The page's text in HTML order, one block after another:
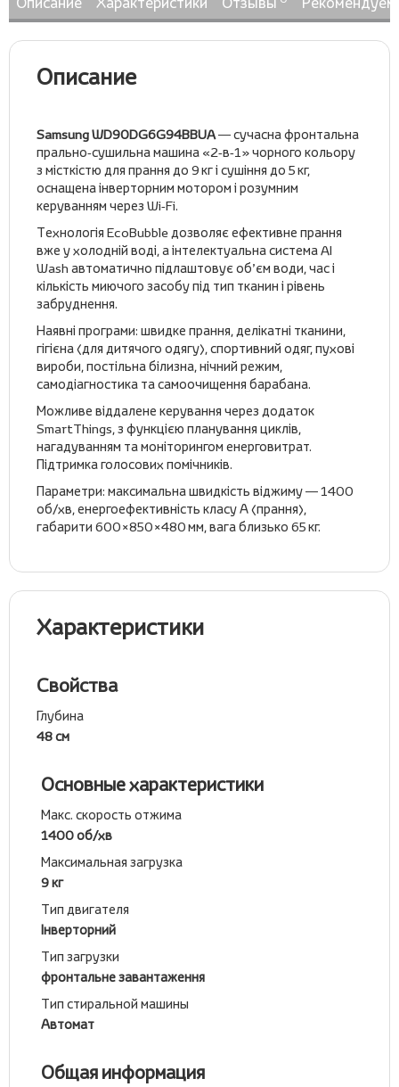
Описание
Samsung WD90DG6G94BBUA— сучасна фронтальна
прально‑сушильна машина «2‑в‑1» чорного кольору
з місткістю для прання до 9 кг і сушіння до 5 кг,
оснащена інверторним мотором і розумним
керуванням через Wi‑Fi.
Технологія EcoBubble дозволяє ефективне прання
вже у холодній воді, а інтелектуальна система AI
Wash автоматично підлаштовує об’єм води, час і
кількість миючого засобу під тип тканин і рівень
забруднення.
Наявні програми: швидке прання, делікатні тканини,
гігієна (для дитячого одягу), спортивний одяг, пухові
вироби, постільна білизна, нічний режим,
самодіагностика та самоочищення барабана.
Можливе віддалене керування через додаток
SmartThings, з функцією планування циклів,
нагадуванням та моніторингом енерговитрат.
Підтримка голосових помічників.
Параметри: максимальна швидкість віджиму — 1400
об/хв, енергоефективність класу А (прання),
габарити 600×850×480 мм, вага близько 65 кг.
Характеристики
Свойства
Глубина
48 см
Основные характеристики
Макс. скорость отжима
1400 об/хв
Максимальная загрузка
9 кг
Тип двигателя
Інверторний
Тип загрузки
фронтальне завантаження
Тип стиральной машины
Автомат
Общая информация